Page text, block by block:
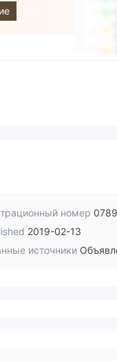
номер
2019-02-13
источники